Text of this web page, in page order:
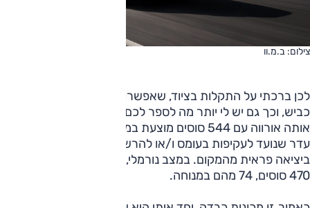
צילום: ב.מ.וו
לכן ברכתי על התקלות בציוד, שאפשרו לי לתרגל שוב ושוב אותו
כביש, וכך גם יש לי יותר מה לספר לכם על המכונית הזו. אגב,
עדר שנועד לעקיפות בעומס ו/או להרשים את היושב/ת ליד הנהג
ביציאה פראית מהמקום. במצב נורמלי, משתתפים בחגיגה "רק"
470 סוסים, 74 מהם במנוחה.